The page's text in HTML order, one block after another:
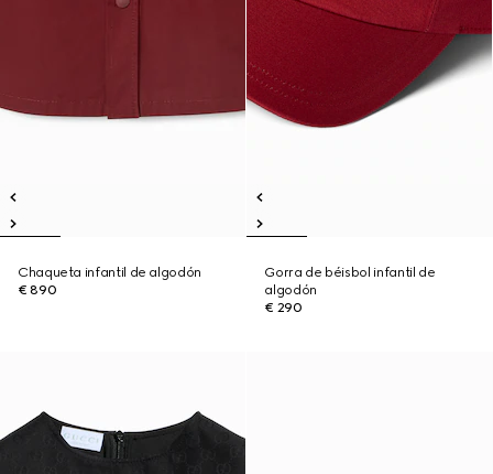
Chaqueta infantil de algodón
€ 890
Gorra de béisbol infantil de
algodón
€ 290